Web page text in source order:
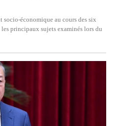
économique au cours des six
principaux sujets examinés lors du